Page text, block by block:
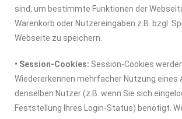
sind, um bestimmte Funktionen der
Warenkorb oder Nutzereingaben z.B. bzgl.
Webseite zu speichern.
• Session-Cookies: Session-Cookies
Wiedererkennen mehrfacher Nutzung eines
denselben Nutzer (z.B. wenn Sie sich
Feststellung Ihres Login-Status) benötigt.